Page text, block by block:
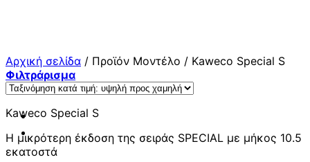
Αρχική σελίδα / Προϊόν Μοντέλο / Kaweco Special S
Φιλτράρισμα
Kaweco Special S
Η μικρότερη έκδοση της σειράς SPECIAL με μήκος 10.5
εκατοστά